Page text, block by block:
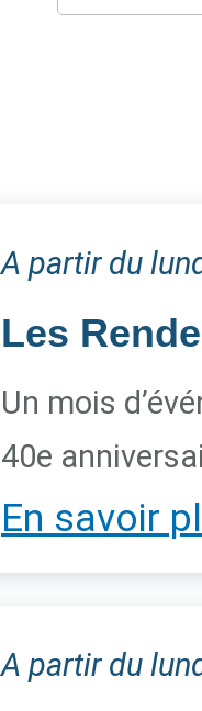
A partir du
Les
Un mois
40e
En savoir
A partir du